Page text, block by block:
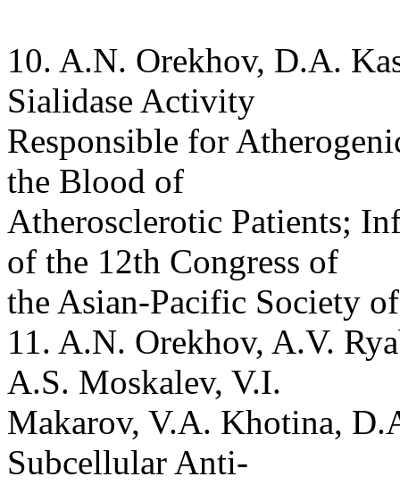
10. A.N. Orekhov, D.A.
Sialidase Activity
Responsible for
the Blood of
Atherosclerotic Patients;
of the 12th Congress of
the Asian-Pacific Society
11. A.N. Orekhov, A.V.
A.S. Moskalev, V.I.
Makarov, V.A. Khotina,
Subcellular Anti-